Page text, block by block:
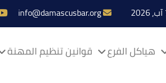
info@damascusbar.org
هياكل الفرع قوانين تنظيم المهنة